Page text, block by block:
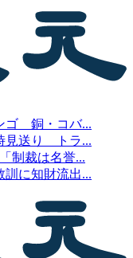
ゴ 銅・コバ...
見送り トラ...
制裁は名誉...
に知財流出...